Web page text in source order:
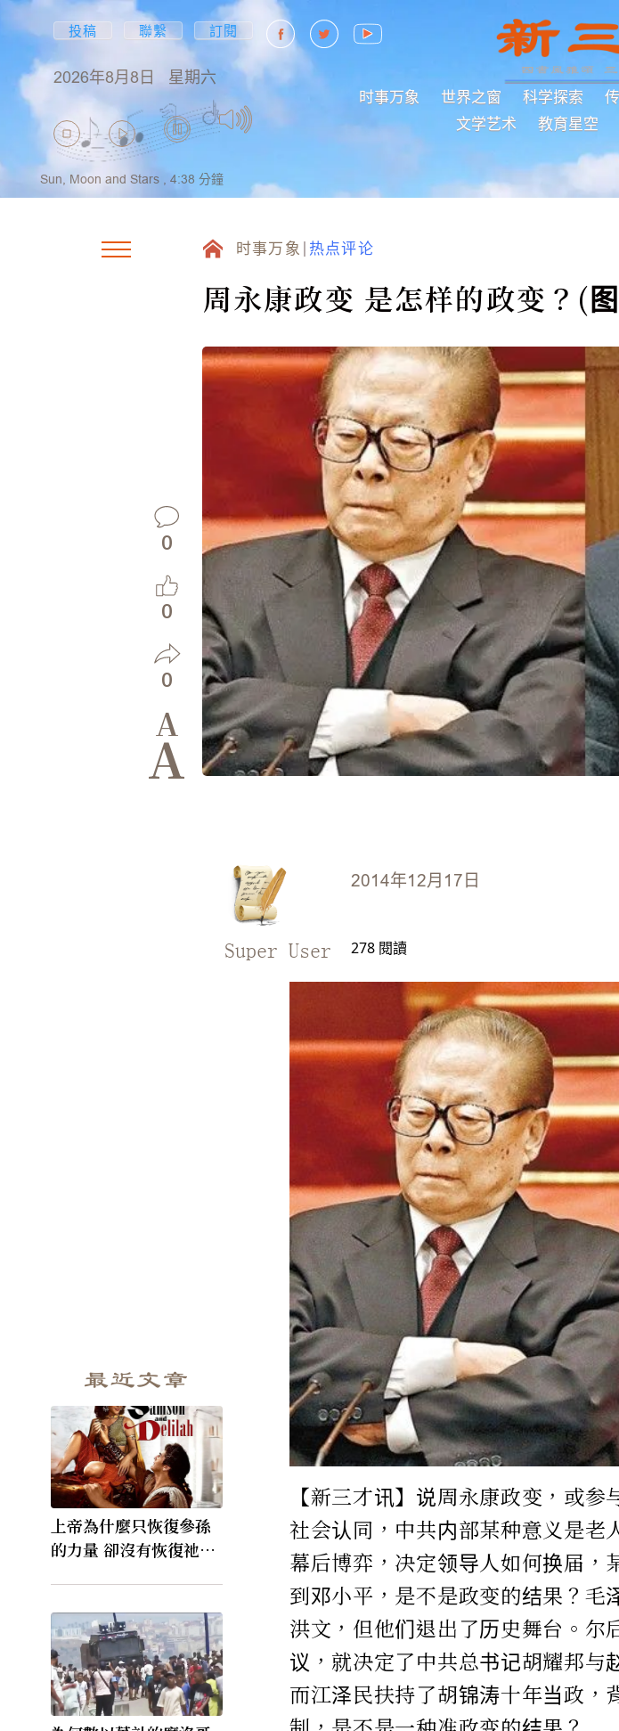
投稿 聯繫 訂閱
2026年8月8日 星期六
时事万象 世界之窗 科学探索
文学艺术
教育星空
Sun, Moon and Stars , 4:38 分鐘
时事万象 热点评论
周永康政变 是怎样的政变？(
0
0
0
A
A
最近文章
上帝為什麼只恢復參孫
的力量 卻沒有恢復祂的
2014年12月17日
Super User 278 閱讀
【新三才讯】说周永康政变，或
社会认同，中共内部某种意义是老
幕后博弈，决定领导人如何换届，
到邓小平，是不是政变的结果？毛
洪文，但他们退出了历史舞台。尔
议，就决定了中共总书记胡耀邦与
而江泽民扶持了胡锦涛十年当政，